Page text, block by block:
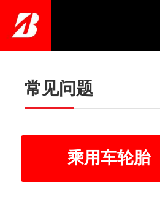
content
常见问题
乘用车轮胎